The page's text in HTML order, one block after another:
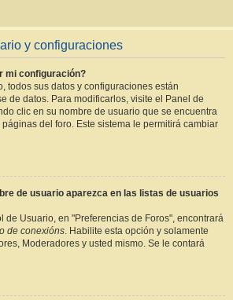
y configuraciones
mi configuración?
todos sus datos y configuraciones están
de datos. Para modificarlos, visite el Panel de
clic en su nombre de usuario que se encuentra
del foro. Este sistema le permitirá cambiar
de usuario aparezca en las listas de usuarios
de Usuario, en "Preferencias de Foros", encontrará
de conexións. Habilite esta opción y solamente
Moderadores y usted mismo. Se le contará